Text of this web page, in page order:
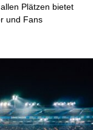
Plätzen bietet
und Fans